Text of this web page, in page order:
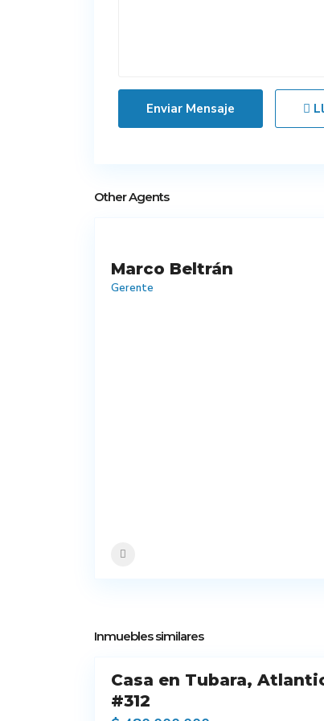
Other Agents
Marco Beltrán
Gerente
Inmuebles similares
11
Casa en Tubara,
#312